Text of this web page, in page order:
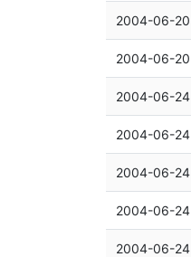
2004-06-20
2004-06-20
2004-06-24
2004-06-24
2004-06-24
2004-06-24
2004-06-24